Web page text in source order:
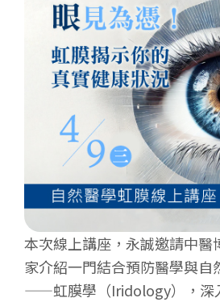
本次線上講座，永誠邀請中醫
家介紹一門結合預防醫學與自
——虹膜學（Iridology），深